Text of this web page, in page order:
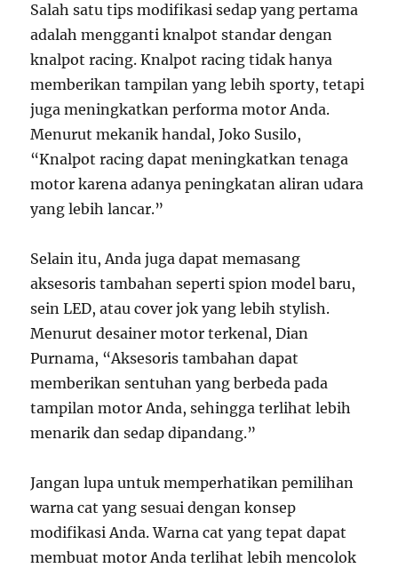
Salah satu tips modifikasi sedap yang pertama
adalah mengganti knalpot standar dengan
knalpot racing. Knalpot racing tidak hanya
memberikan tampilan yang lebih sporty, tetapi
juga meningkatkan performa motor Anda.
Menurut mekanik handal, Joko Susilo,
“Knalpot racing dapat meningkatkan tenaga
motor karena adanya peningkatan aliran udara
yang lebih lancar.”
Selain itu, Anda juga dapat memasang
aksesoris tambahan seperti spion model baru,
sein LED, atau cover jok yang lebih stylish.
Menurut desainer motor terkenal, Dian
Purnama, “Aksesoris tambahan dapat
memberikan sentuhan yang berbeda pada
tampilan motor Anda, sehingga terlihat lebih
menarik dan sedap dipandang.”
Jangan lupa untuk memperhatikan pemilihan
warna cat yang sesuai dengan konsep
modifikasi Anda. Warna cat yang tepat dapat
membuat motor Anda terlihat lebih mencolok